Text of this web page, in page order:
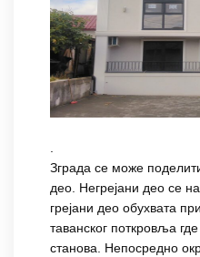
.
Зграда се може
део. Негрејани део се
грејани део обухвата
таванског поткровља
станова. Непосредно